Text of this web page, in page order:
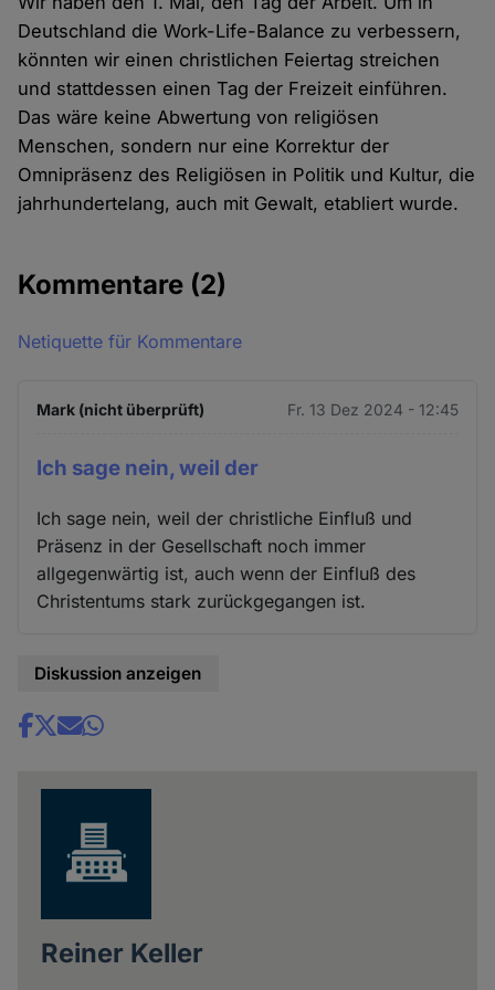
Deutschland die Work-Life-Balance zu verbessern,
könnten wir einen christlichen Feiertag streichen
und stattdessen einen Tag der Freizeit einführen.
Das wäre keine Abwertung von religiösen
Menschen, sondern nur eine Korrektur der
Omnipräsenz des Religiösen in Politik und Kultur, die
jahrhundertelang, auch mit Gewalt, etabliert wurde.
Kommentare (2)
Netiquette für Kommentare
Mark (nicht überprüft) Fr. 13 Dez 2024 - 12:45
Ich sage nein, weil der
Ich sage nein, weil der christliche Einfluß und
Präsenz in der Gesellschaft noch immer
allgegenwärtig ist, auch wenn der Einfluß des
Christentums stark zurückgegangen ist.
Diskussion anzeigen
Share
Reiner Keller